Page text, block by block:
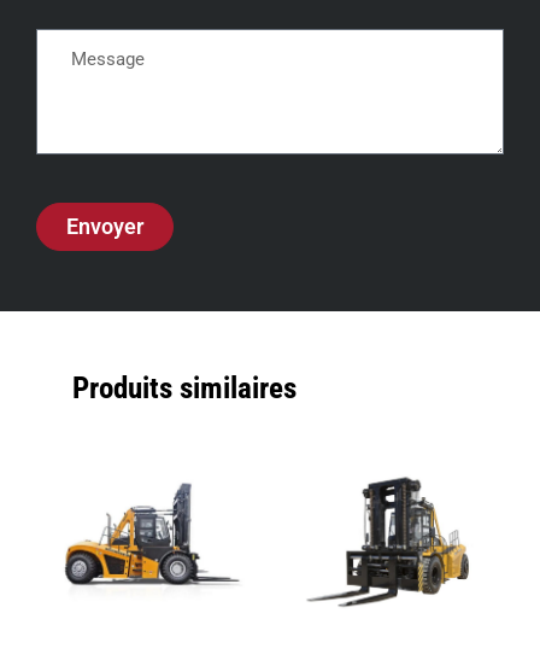
Envoyer
Produits similaires